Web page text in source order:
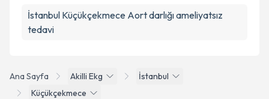
Ana Sayfa Akilli Ekg
İstanbul
Küçükçekmece
İstanbul Küçükçekmece Aort darlığı ameliyatsız
tedavi